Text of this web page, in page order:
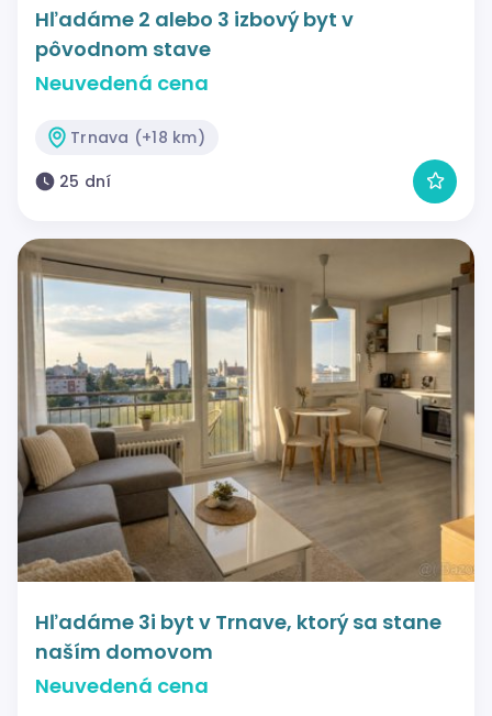
Hľadáme 2 alebo 3 izbový byt v
pôvodnom stave
Neuvedená cena
Trnava (+18 km)
25 dní
Hľadáme 3i byt v Trnave, ktorý sa stane
naším domovom
Neuvedená cena